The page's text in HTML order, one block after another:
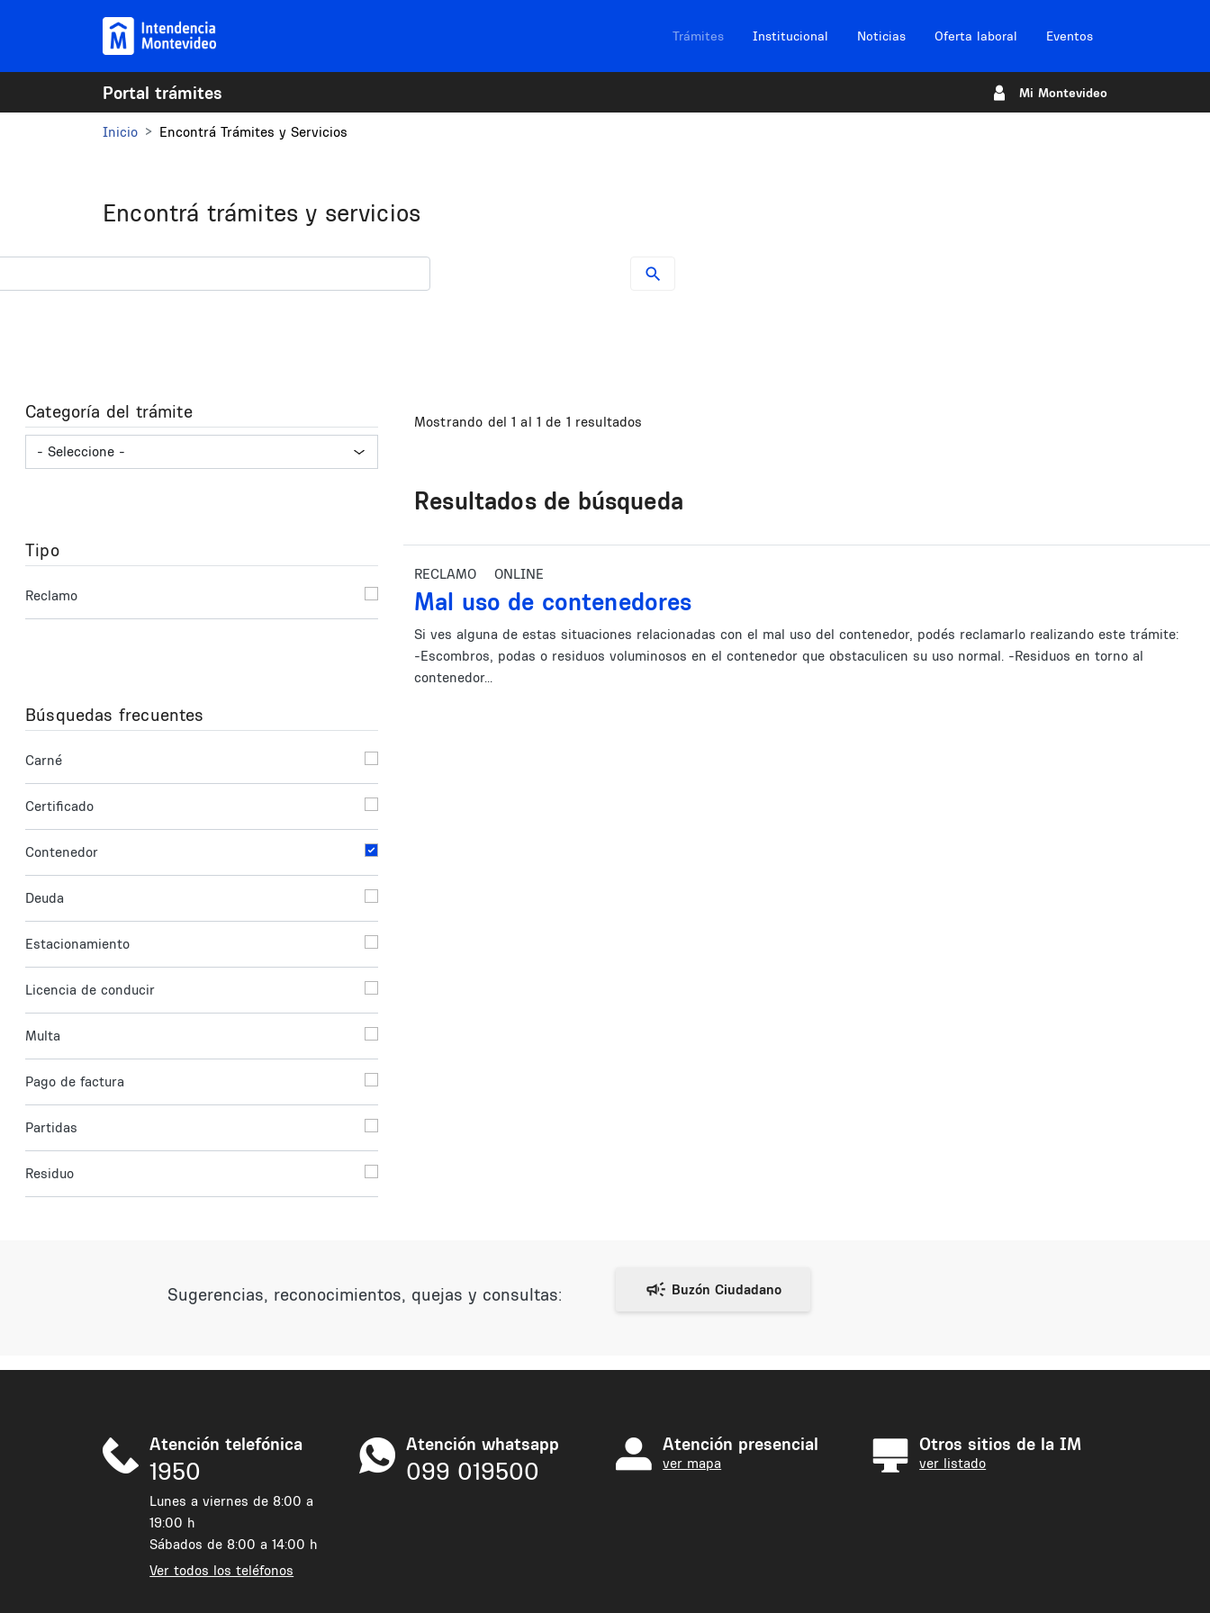
Navegación sitios
Trámites Institucional Noticias Oferta laboral Eventos
Portal trámites Mi Montevideo
Inicio Encontrá Trámites y Servicios
Encontrá trámites y servicios
Mostrando del 1 al 1 de 1 resultados
Resultados de búsqueda
RECLAMO ONLINE
Mal uso de contenedores
Si ves alguna de estas situaciones relacionadas con el mal uso del contenedor, podés reclamarlo realizando este trámite:
-Escombros, podas o residuos voluminosos en el contenedor que obstaculicen su uso normal. -Residuos en torno al
contenedor...
Categoría del trámite
Tipo
Reclamo
Búsquedas frecuentes
Carné
Certificado
Contenedor
Deuda
Estacionamiento
Licencia de conducir
Multa
Pago de factura
Partidas
Residuo
Sugerencias, reconocimientos, quejas y consultas:
Atención telefónica
1950
Lunes a viernes de 8:00 a
19:00 h
Sábados de 8:00 a 14:00 h
Ver todos los teléfonos
Atención whatsapp
099 019500
Atención presencial
ver mapa
Otros sitios de la IM
ver listado